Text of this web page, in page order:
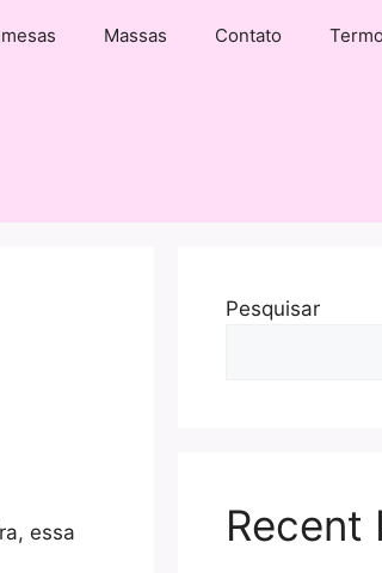
Massas Contato
essa
Pesquisar
Recent